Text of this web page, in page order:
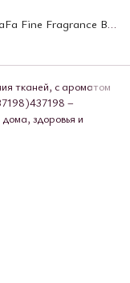
Кондиционер ополаскиватель для белья FaFa Fine Fragrance Beauté с антистатическим эффектом, 780 мл (672687)